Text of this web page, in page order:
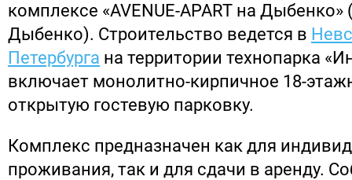
комплексе «AVENUE-APART на
Дыбенко). Строительство ведется в
Петербурга на территории технопарка
включает монолитно-кирпичное 18-
открытую гостевую парковку.
Комплекс предназначен как для
проживания, так и для сдачи в аренду.